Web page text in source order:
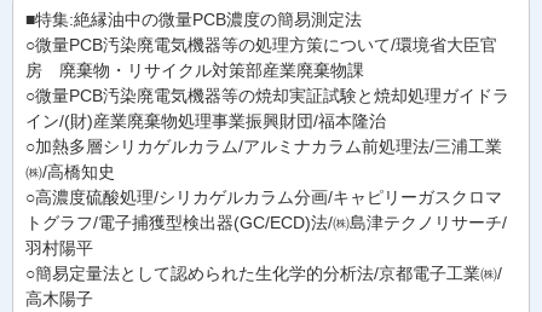
■特集:絶縁油中の微量PCB濃度の簡易測定法
○微量PCB汚染廃電気機器等の処理方策について/環境省大臣官
房 廃棄物・リサイクル対策部産業廃棄物課
○微量PCB汚染廃電気機器等の焼却実証試験と焼却処理ガイドラ
イン/(財)産業廃棄物処理事業振興財団/福本隆治
○加熱多層シリカゲルカラム/アルミナカラム前処理法/三浦工業
㈱/高橋知史
○高濃度硫酸処理/シリカゲルカラム分画/キャピリーガスクロマ
トグラフ/電子捕獲型検出器(GC/ECD)法/㈱島津テクノリサーチ/
羽村陽平
○簡易定量法として認められた生化学的分析法/京都電子工業㈱/
高木陽子